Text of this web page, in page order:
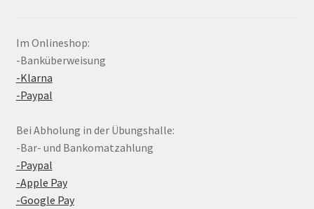
Im Onlineshop:
-Banküberweisung
-Klarna
-Paypal
Bei Abholung in der Übungshalle:
-Bar- und Bankomatzahlung
-Paypal
-Apple Pay
-Google Pay